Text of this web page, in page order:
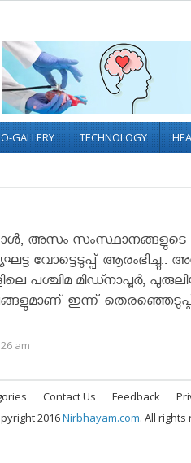
GALLERY TECHNOLOGY
അസം
വോട്ടെടുപ്പ്‌ ആരംഭിച്ചു..
പശ്ചിമ മിഡ്നാപൂർ,
ഇന്ന്‌
am
Contact Us Feedback
2016Nirbhayam.com. All